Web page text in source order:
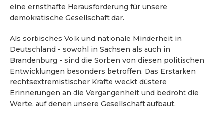
eine ernsthafte Herausforderung für unsere
demokratische Gesellschaft dar.
Als sorbisches Volk und nationale Minderheit in
Deutschland - sowohl in Sachsen als auch in
Brandenburg - sind die Sorben von diesen politischen
Entwicklungen besonders betroffen. Das Erstarken
rechtsextremistischer Kräfte weckt düstere
Erinnerungen an die Vergangenheit und bedroht die
Werte, auf denen unsere Gesellschaft aufbaut.